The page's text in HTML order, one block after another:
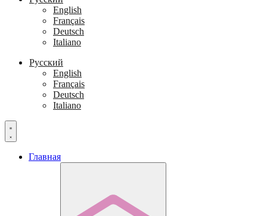
English
Français
Deutsch
Italiano
Русский
English
Français
Deutsch
Italiano
Главная